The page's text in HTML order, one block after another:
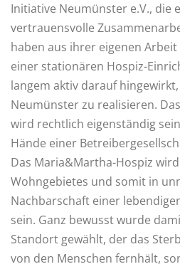
Initiative Neumünster e.V., die
vertrauensvolle
haben aus ihrer eigenen
einer stationären Hospiz-
langem aktiv darauf
Neumünster zu realisieren.
wird rechtlich eigenständig
Hände einer
Das Maria&Martha-Hospiz
Wohngebietes und somit in
Nachbarschaft einer
sein. Ganz bewusst wurde
Standort gewählt, der das
von den Menschen fernhält,